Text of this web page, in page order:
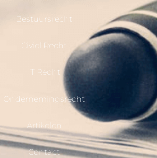
Bestuursrecht
Civiel Recht
IT Recht
Ondernemingsrecht
Artikelen
Contact